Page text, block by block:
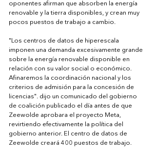
oponentes afirman que absorben la energía
renovable y la tierra disponibles, y crean muy
pocos puestos de trabajo a cambio.
"Los centros de datos de hiperescala
imponen una demanda excesivamente grande
sobre la energía renovable disponible en
relación con su valor social o económico.
Afinaremos la coordinación nacional y los
criterios de admisión para la concesión de
licencias". dijo un comunicado del gobierno
de coalición publicado el día antes de que
Zeewolde aprobara el proyecto Meta,
revirtiendo efectivamente la política del
gobierno anterior. El centro de datos de
Zeewolde creará 400 puestos de trabajo.